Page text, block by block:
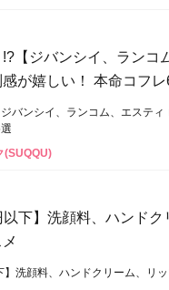
【ジバンシイ、ランコ
が嬉しい！ 本命コフレ
バンシイ、ランコム、エステ
(SUQQU)
以下】洗顔料、ハンド
】洗顔料、ハンドクリーム、リ